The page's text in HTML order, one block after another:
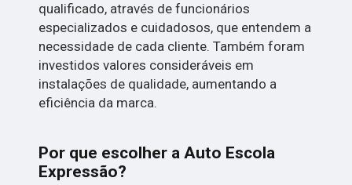
qualificado, através de funcionários
especializados e cuidadosos, que entendem a
necessidade de cada cliente. Também foram
investidos valores consideráveis em
instalações de qualidade, aumentando a
eficiência da marca.
Por que escolher a Auto Escola
Expressão?